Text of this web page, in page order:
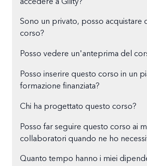
accedere a Gility?
Sono un privato, posso acquistare
corso?
Posso vedere un'anteprima del
Posso inserire questo corso in un
formazione finanziata?
Chi ha progettato questo corso?
Posso far seguire questo corso ai
collaboratori quando ne ho
Quanto tempo hanno i miei